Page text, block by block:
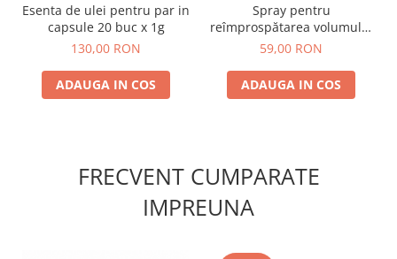
Esenta de ulei pentru par in
capsule 20 buc x 1g
130,00 RON
ADAUGA IN COS
Spray pentru
reîmprospătarea volumului
părului Collagen Lifter Big
59,00 RON
ADAUGA IN COS
FRECVENT CUMPARATE
IMPREUNA